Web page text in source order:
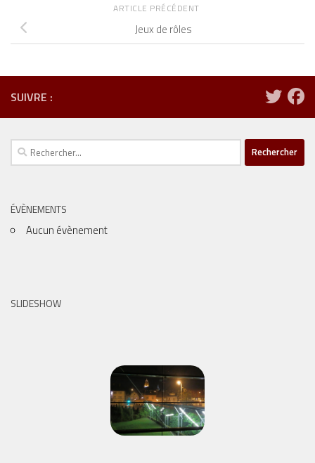
ARTICLE PRÉCÉDENT
Jeux de rôles
SUIVRE :
Rechercher :
ÉVÈNEMENTS
Aucun évènement
SLIDESHOW